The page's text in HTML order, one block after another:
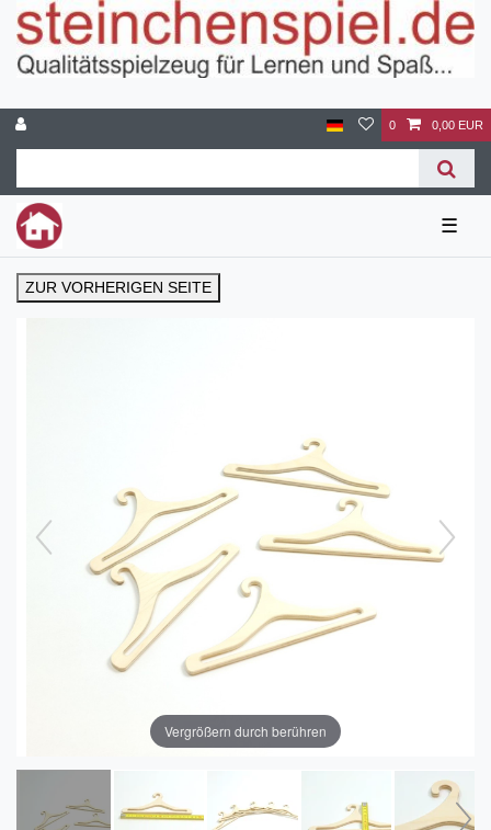
0 0,00 EUR
☰
ZUR VORHERIGEN SEITE
Vergrößern durch berühren